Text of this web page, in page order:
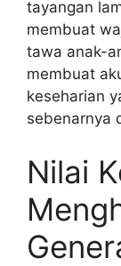
tayangan
membuat
tawa anak-
membuat
keseharian
sebenarnya
Nilai